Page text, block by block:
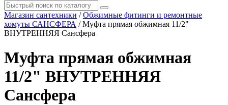
Магазин сантехники / Обжимные фитинги и ремонтные
хомуты САНСФЕРА / Муфта прямая обжимная 11/2"
ВНУТРЕННЯЯ Сансфера
Муфта прямая обжимная
11/2" ВНУТРЕННЯЯ
Сансфера